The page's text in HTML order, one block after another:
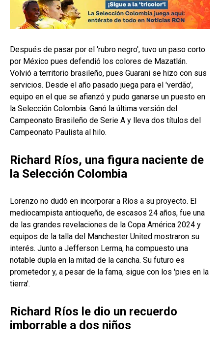
Después de pasar por el 'rubro negro', tuvo un paso corto
por México pues defendió los colores de Mazatlán.
Volvió a territorio brasileño, pues Guarani se hizo con sus
servicios. Desde el año pasado juega para el 'verdão',
equipo en el que se afianzó y pudo ganarse un puesto en
la Selección Colombia. Ganó la última versión del
Campeonato Brasileño de Serie A y lleva dos títulos del
Campeonato Paulista al hilo.
Richard Ríos, una figura naciente de
la Selección Colombia
Lorenzo no dudó en incorporar a Ríos a su proyecto. El
mediocampista antioqueño, de escasos 24 años, fue una
de las grandes revelaciones de la Copa América 2024 y
equipos de la talla del Manchester United mostraron su
interés. Junto a Jefferson Lerma, ha compuesto una
notable dupla en la mitad de la cancha. Su futuro es
prometedor y, a pesar de la fama, sigue con los 'pies en la
tierra'.
Richard Ríos le dio un recuerdo
imborrable a dos niños